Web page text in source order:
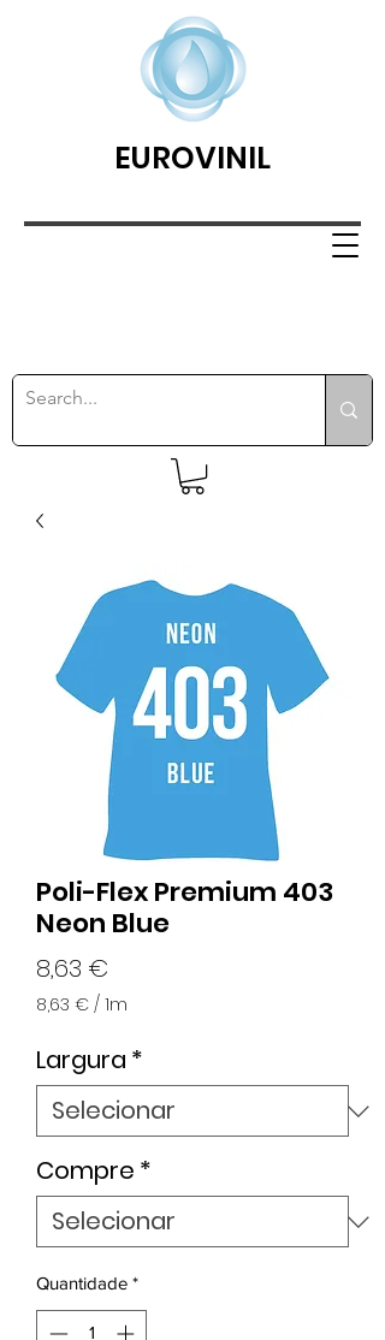
EUROVINIL
Poli-Flex Premium 403
Neon Blue
8,63 €
8,63 € / 1m
por
1
metro
Largura *
Compre *
Quantidade *